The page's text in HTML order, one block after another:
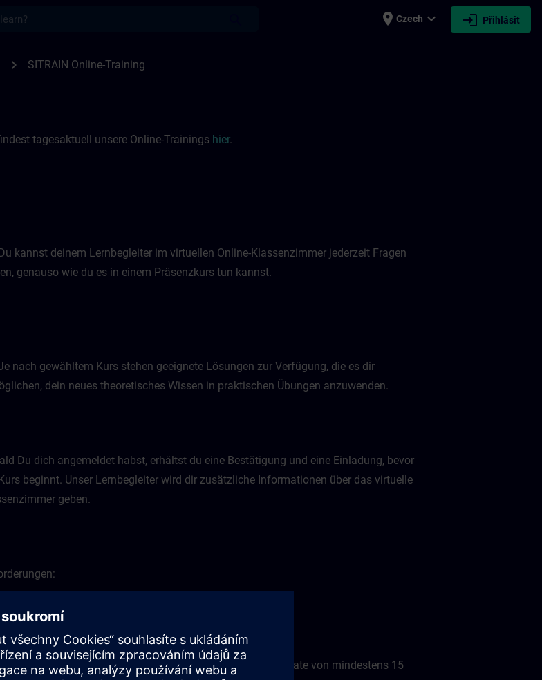
place Czech expand_more login Přihlásit
chevron_right SITRAIN Online-Training
tagesaktuell unsere Online-Trainings hier.
kannst deinem Lernbegleiter im virtuellen Online-Klassenzimmer jederzeit Fragen
genauso wie du es in einem Präsenzkurs tun kannst.
nach gewähltem Kurs stehen geeignete Lösungen zur Verfügung, die es dir
dein neues theoretisches Wissen in praktischen Übungen anzuwenden.
Du dich angemeldet habst, erhältst du eine Bestätigung und eine Einladung, bevor
beginnt. Unser Lernbegleiter wird dir zusätzliche Informationen über das virtuelle
geben.
Bei stabiler Internetverbindung ist eine Datenübertragungsrate von mindestens 15